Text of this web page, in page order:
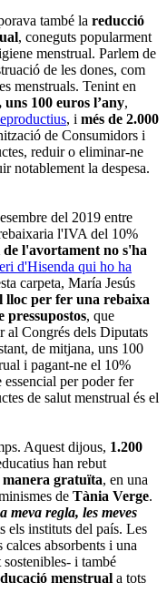
també la reducció
, coneguts popularment
menstrual. Parlem de
de les dones, com
menstruals. Tenint en
100 euros l’any,
, i més de 2.000
de Consumidors i
reduir o eliminar-ne
notablement la despesa.
del 2019 entre
l'IVA del 10%
de l'avortament no s'ha
d'Hisenda qui ho ha
carpeta, María Jesús
lloc per fer una rebaixa
pressupostos, que
al Congrés dels Diputats
de mitjana, uns 100
i pagant-ne el 10%
per poder fer
de salut menstrual és el
Aquest dijous, 1.200
han rebut
manera gratuïta, en una
de Tània Verge.
meva regla, les meves
els instituts del país. Les
absorbents i una
i també
menstrual a tots